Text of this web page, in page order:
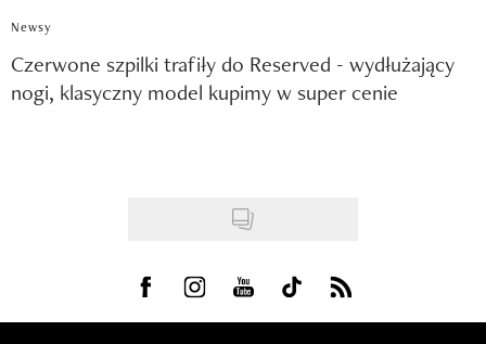
Newsy
Czerwone szpilki trafiły do Reserved - wydłużający
nogi, klasyczny model kupimy w super cenie
Visit us on Facebook
Visit us on Instagram
Visit us on Youtube
Visit us on Tiktok
Visit us on Rss